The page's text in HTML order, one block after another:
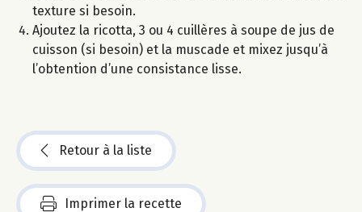
texture si besoin.
Ajoutez la ricotta, 3 ou 4 cuillères à soupe de jus de
cuisson (si besoin) et la muscade et mixez jusqu’à
l’obtention d’une consistance lisse.
Retour à la liste
Imprimer la recette